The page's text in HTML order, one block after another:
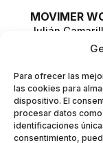
Para ofrecer las
las cookies para
dispositivo. El
procesar datos
identificaciones
consentimiento,
MOVIMER
Julián